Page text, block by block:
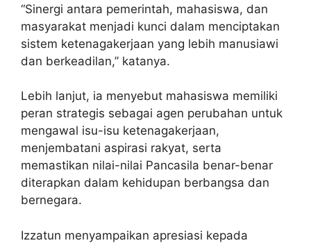
“Sinergi antara pemerintah, mahasiswa, dan
masyarakat menjadi kunci dalam menciptakan
sistem ketenagakerjaan yang lebih manusiawi
dan berkeadilan,” katanya.
Lebih lanjut, ia menyebut mahasiswa memiliki
peran strategis sebagai agen perubahan untuk
mengawal isu-isu ketenagakerjaan,
menjembatani aspirasi rakyat, serta
memastikan nilai-nilai Pancasila benar-benar
diterapkan dalam kehidupan berbangsa dan
bernegara.
Izzatun menyampaikan apresiasi kepada